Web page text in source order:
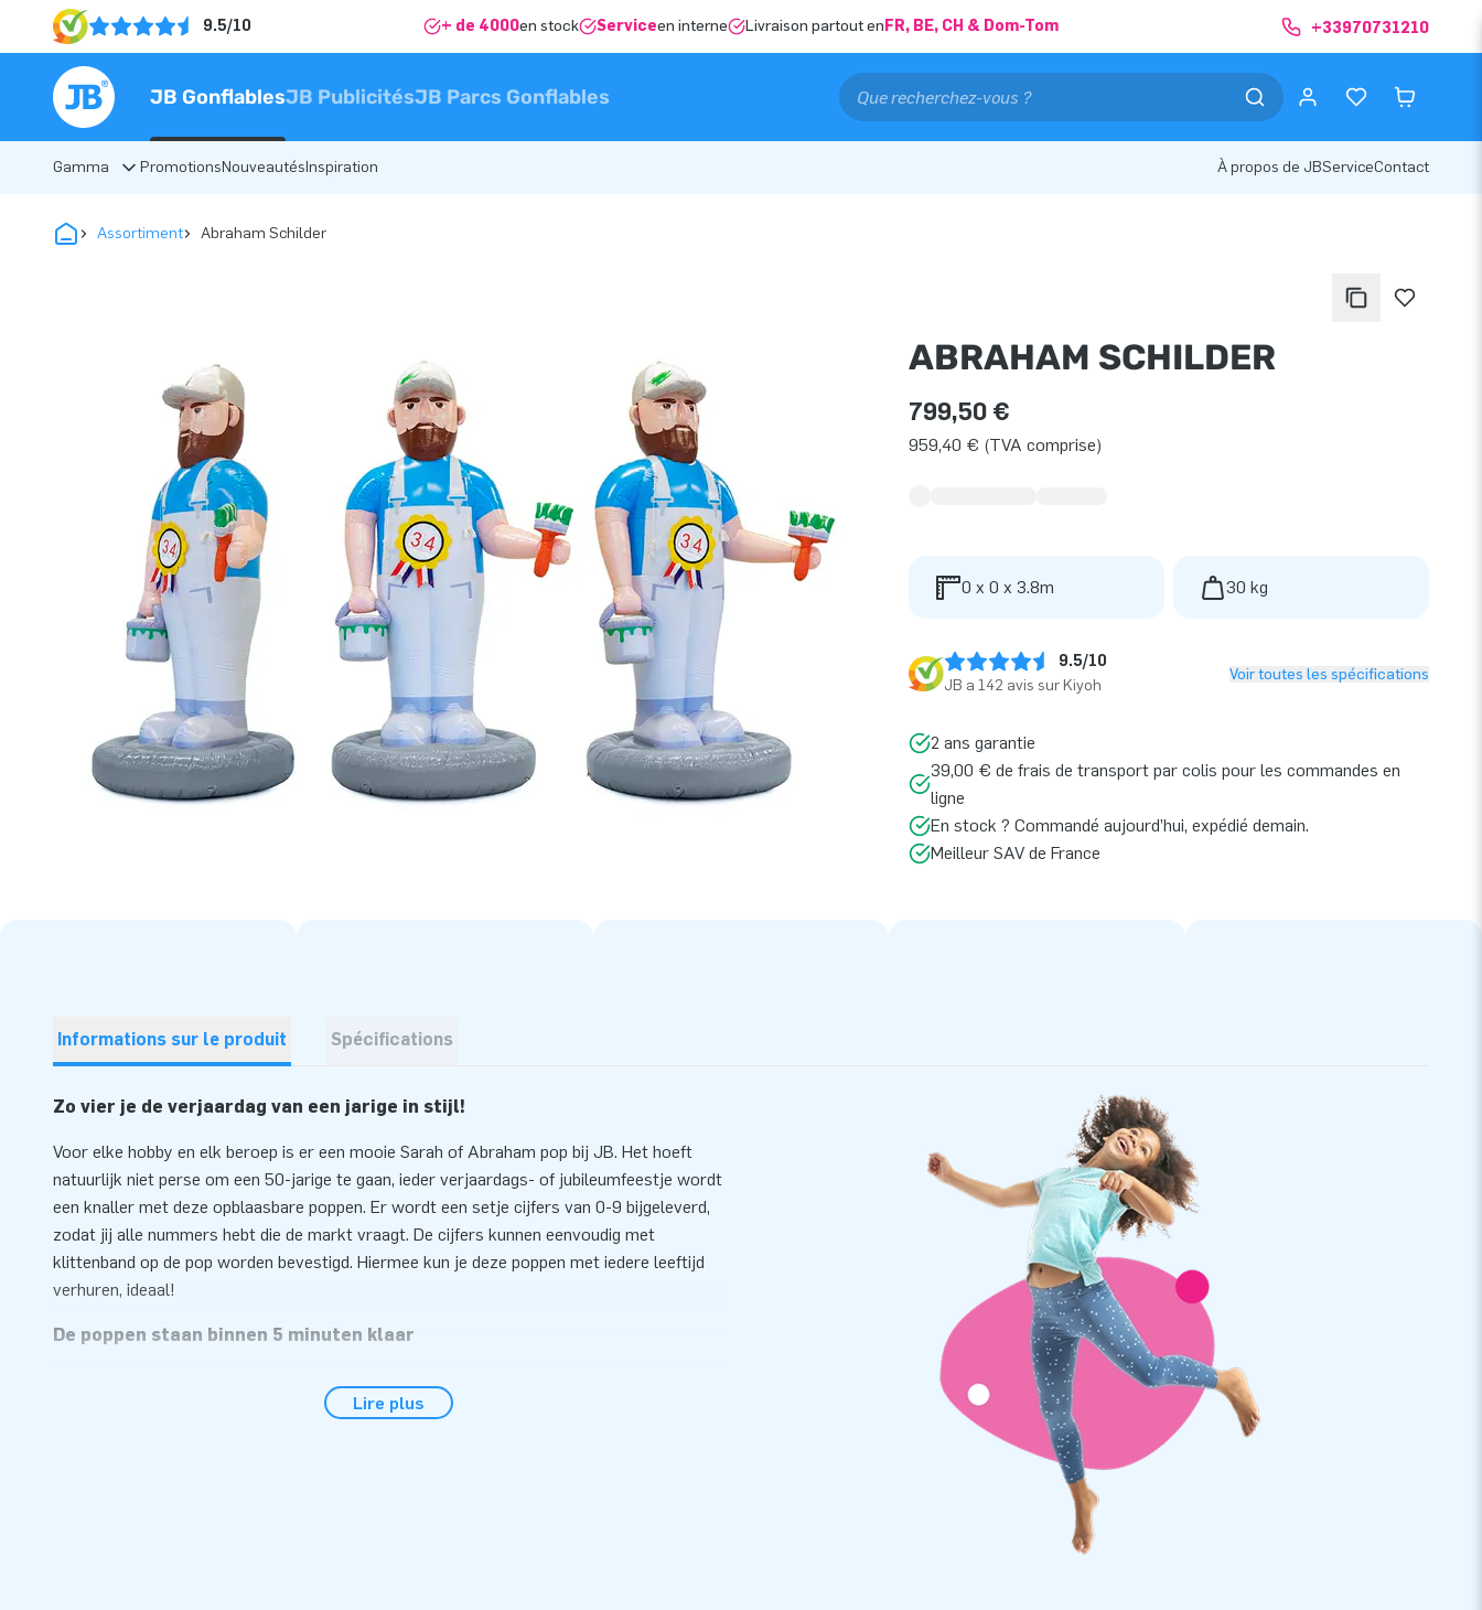
9.5/10 + de 4000en stock Serviceen interne Livraison partout en FR, BE, CH & Dom-Tom +33970731210
JB GonflablesJB PublicitésJB Parcs Gonflables
Gamma PromotionsNouveautésInspiration À propos de JBServiceContact
Assortiment Abraham Schilder
ABRAHAM SCHILDER
799,50 €
959,40 € (TVA comprise)
0 x 0 x 3.8m 30 kg
9.5/10
JB a 142 avis sur Kiyoh
Voir toutes les spécifications
2 ans garantie
39,00 € de frais de transport par colis pour les commandes en
ligne
En stock ? Commandé aujourd’hui, expédié demain.
Meilleur SAV de France
Informations sur le produit Spécifications
Zo vier je de verjaardag van een jarige in stijl!
Voor elke hobby en elk beroep is er een mooie Sarah of Abraham pop bij JB. Het hoeft
natuurlijk niet perse om een 50-jarige te gaan, ieder verjaardags- of jubileumfeestje wordt
een knaller met deze opblaasbare poppen. Er wordt een setje cijfers van 0-9 bijgeleverd,
zodat jij alle nummers hebt die de markt vraagt. De cijfers kunnen eenvoudig met
klittenband op de pop worden bevestigd. Hiermee kun je deze poppen met iedere leeftijd
verhuren, ideaal!
De poppen staan binnen 5 minuten klaar
halsbrekende toeren uit te halen om deze poppen op te zetten. Relax! Binnen 5 minuten
Lire plus